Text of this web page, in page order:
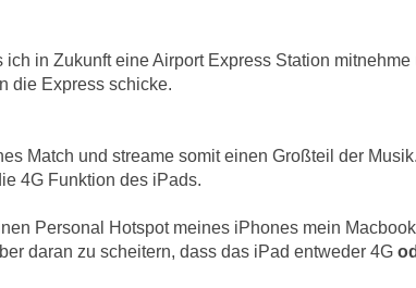
ich in Zukunft eine Airport Express Station
die Express schicke.
Match und streame somit einen Großteil der Musik.
4G Funktion des iPads.
Personal Hotspot meines iPhones mein
daran zu scheitern, dass das iPad entweder 4G